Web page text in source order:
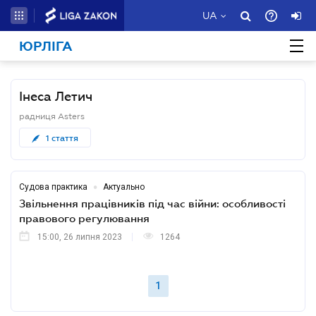
UA
ЮРЛІГА
Інеса Летич
радниця Asters
1 стаття
Судова практика • Актуально
Звільнення працівників під час війни: особливості
правового регулювання
15:00, 26 липня 2023 1264
1